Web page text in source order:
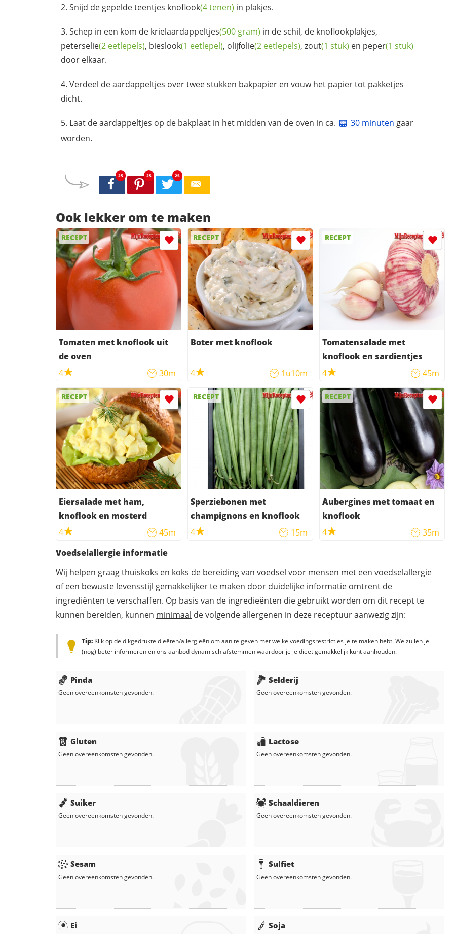
Snijd de gepelde teentjes knoflook(4 tenen) in plakjes.
Schep in een kom de krielaardappeltjes(500 gram) in de schil, de knoflookplakjes,
peterselie(2 eetlepels), bieslook(1 eetlepel), olijfolie(2 eetlepels), zout(1 stuk) en peper(1 stuk)
door elkaar.
Verdeel de aardappeltjes over twee stukken bakpapier en vouw het papier tot pakketjes
dicht.
Laat de aardappeltjes op de bakplaat in het midden van de oven in ca. 30 minuten gaar
worden.
25 25 25
Ook lekker om te maken
RECEPT
Tomaten met knoflook uit
de oven
4
30m
RECEPT
Boter met knoflook
4 1u10m
RECEPT
Tomatensalade met
knoflook en sardientjes
4
45m
RECEPT
Eiersalade met ham,
knoflook en mosterd
4
45m
RECEPT
Sperziebonen met
champignons en knoflook
4
15m
RECEPT
Aubergines met tomaat en
knoflook
4
35m
Voedselallergie informatie
Wij helpen graag thuiskoks en koks de bereiding van voedsel voor mensen met een voedselallergie
of een bewuste levensstijl gemakkelijker te maken door duidelijke informatie omtrent de
ingrediënten te verschaffen. Op basis van de ingredieënten die gebruikt worden om dit recept te
kunnen bereiden, kunnen minimaal de volgende allergenen in deze receptuur aanwezig zijn:
Tip: Klik op de dikgedrukte dieëten/allergieën om aan te geven met welke voedingsrestricties je te maken hebt. We zullen je
(nog) beter informeren en ons aanbod dynamisch afstemmen waardoor je je dieët gemakkelijk kunt aanhouden.
Pinda
Geen overeenkomsten gevonden.
Gluten
Geen overeenkomsten gevonden.
Suiker
Geen overeenkomsten gevonden.
Sesam
Geen overeenkomsten gevonden.
Ei
Selderij
Geen overeenkomsten gevonden.
Lactose
Geen overeenkomsten gevonden.
Schaaldieren
Geen overeenkomsten gevonden.
Sulfiet
Geen overeenkomsten gevonden.
Soja